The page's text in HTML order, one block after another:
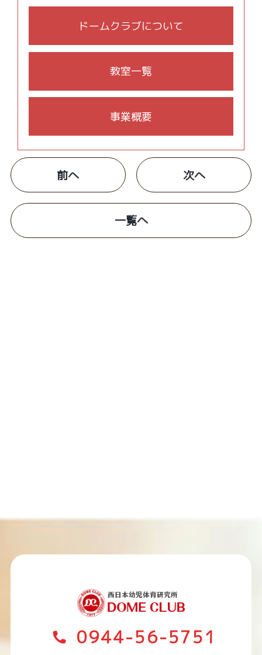
ドームクラブについて
教室一覧
事業概要
前へ
一覧へ
次へ
0944-56-5751